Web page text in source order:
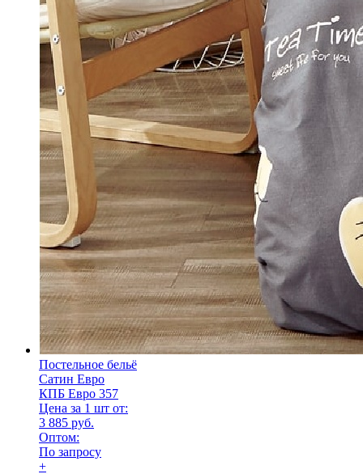
Постельное бельё
Сатин Евро
КПБ Евро 357
Цена за 1 шт от:
3 885 руб.
Оптом:
По запросу
+